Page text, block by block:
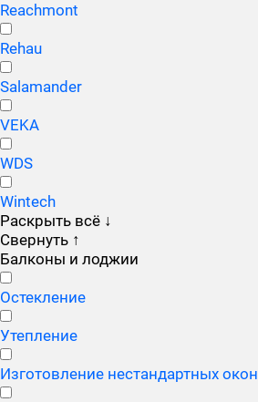
Reachmont
Rehau
Salamander
VEKA
WDS
Wintech
Раскрыть всё ↓
Свернуть ↑
Балконы и лоджии
Остекление
Утепление
Изготовление нестандартных окон